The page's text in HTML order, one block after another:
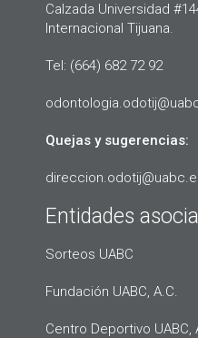
Calzada Universidad
Internacional Tijuana.
Tel: (664) 682 72 92
Quejas y sugerencias:
Entidades
Sorteos UABC
Fundación UABC, A.C.
Centro Deportivo UABC,